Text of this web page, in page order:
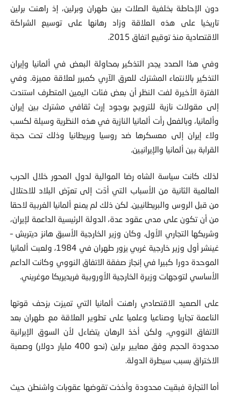
دون الإحاطة بخلفية الصلات بين طهران وبرلين، إذ راهنت برلين
تاريخيا على هذه العلاقة وزاد رهانها على توسيع الشراكة
الاقتصادية منذ توقيع اتفاق 2015.
وفي هذا الصدد يجدر التذكير بمحاولة البعض في ألمانيا وإيران
التذكير بالانتماء المشترك للعرق الآري كمبرر لعلاقة مميزة. وفي
الفترة الأخيرة لفت النظر أن بعض فئات اليمين المتطرف استندت
إلى مقولات نازية للترويج بوجود إرث ثقافي مشترك بين إيران
وألمانيا، وبالفعل رأت ألمانيا النازية في هذه النظرية وسيلة لكسب
ولاء إيران إلى معسكرها ضد روسيا وبريطانيا وذلك تحت حجة
القرابة بين ألمانيا والإيرانيين.
لذلك كانت سياسة الشاه رضا الموالية لدول المحور خلال الحرب
العالمية الثانية من الأسباب التي أدّت إلى تعرّض البلاد للاحتلال
من قبل الروس والبريطانيين. لكن ذلك لم يمنع ألمانيا الغربية لاحقا
من أن تكون على مدى عقود عدة، الدولة الرئيسية الداعمة لإيران،
وشريكها التجاري الأول. وكان وزير الخارجية الأسبق هانز ديتريش –
غينشر أول وزير خارجية غربي يزور طهران في 1984، ولعبت ألمانيا
الموحدة دورا كبيرا في إنجاز صفقة الاتفاق النووي وكانت الداعم
الأساسي لتوجهات وزيرة الخارجية الأوروبية فريديريكا موغريني.
على الصعيد الاقتصادي راهنت ألمانيا التي تميزت بزحف قوتها
الناعمة تجاريا وصناعيا وعلميا على تطوير العلاقة مع طهران بعد
الاتفاق النووي، ولكن أخذ الرهان يتضاءل لأن السوق الإيرانية
محدودة الحجم وفق معايير برلين (نحو 400 مليار دولار) وصعبة
الاختراق بسبب سيطرة الدولة.
أما التجارة فبقيت محدودة وأخذت تقوضها عقوبات واشنطن حيث